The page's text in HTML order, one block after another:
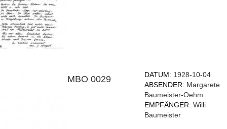
MBO 0029 DATUM: 1928-10-04
ABSENDER: Margarete
Baumeister-Oehm
EMPFÄNGER:Willi
Baumeister